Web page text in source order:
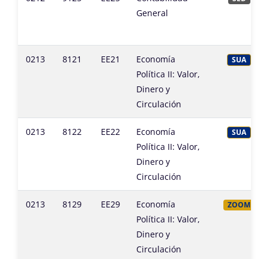
General
0213 8121 EE21
Economía
Política II: Valor,
Dinero y
Circulación
SUA
0213 8122 EE22
Economía
Política II: Valor,
Dinero y
Circulación
SUA
0213 8129 EE29
Economía
Política II: Valor,
Dinero y
Circulación
ZOOM